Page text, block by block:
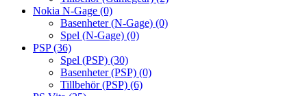
Nokia N-Gage (0)
Basenheter (N-Gage) (0)
Spel (N-Gage) (0)
PSP(36)
Spel (PSP) (30)
Basenheter (PSP) (0)
Tillbehör (PSP) (6)